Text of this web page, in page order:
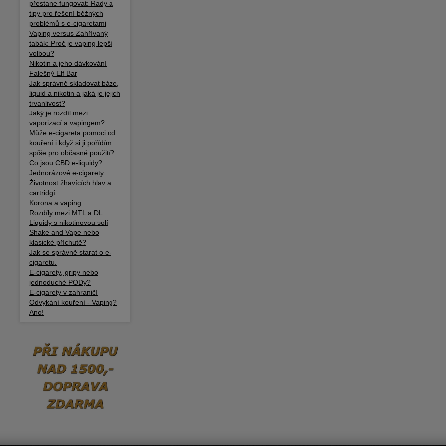
přestane fungovat: Rady a
tipy pro řešení běžných
problémů s e-cigaretami
Vaping versus Zahřívaný
tabák: Proč je vaping lepší
volbou?
Nikotin a jeho dávkování
Falešný Elf Bar
Jak správně skladovat báze,
liquid a nikotin a jaká je jejich
trvanlivost?
Jaký je rozdíl mezi
vaporizací a vapingem?
Může e-cigareta pomoci od
kouření i když si ji pořídím
spíše pro občasné použití?
Co jsou CBD e-liquidy?
Jednorázové e-cigarety
Životnost žhavících hlav a
cartridgí
Korona a vaping
Rozdíly mezi MTL a DL
Liquidy s nikotinovou solí
Shake and Vape nebo
klasické příchutě?
Jak se správně starat o e-
cigaretu.
E-cigarety, gripy nebo
jednoduché PODy?
E-cigarety v zahraničí
Odvykání kouření - Vaping?
Ano!